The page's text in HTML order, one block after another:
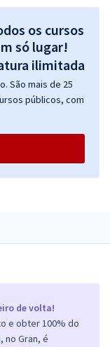
de volta!
e obter 100% do
no Gran, é
os cursos
só lugar!
São mais de 25
públicos, com